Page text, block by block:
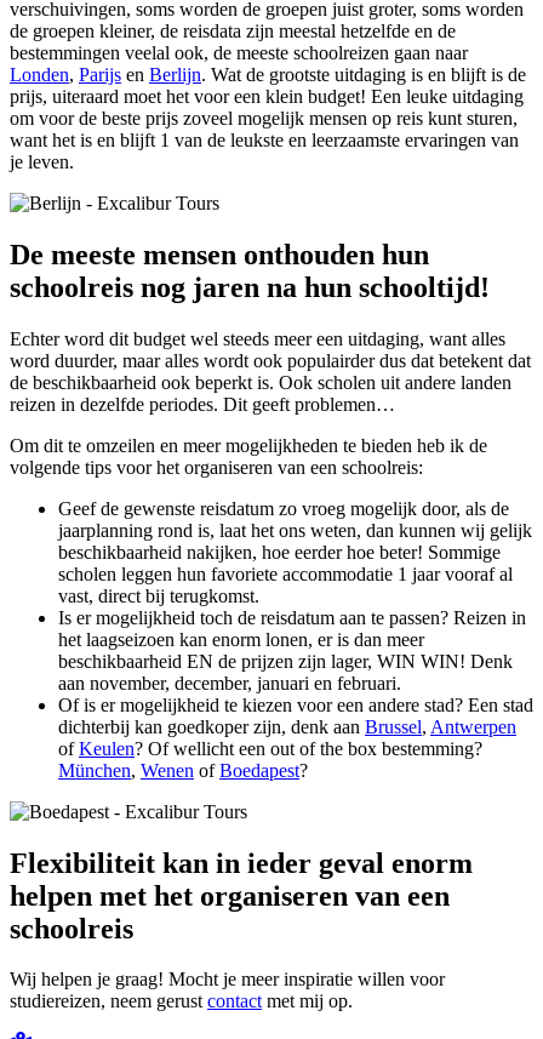
verschuivingen, soms worden de groepen juist groter, soms worden
de groepen kleiner, de reisdata zijn meestal hetzelfde en de
bestemmingen veelal ook, de meeste schoolreizen gaan naar
Londen, Parijs en Berlijn. Wat de grootste uitdaging is en blijft is de
prijs, uiteraard moet het voor een klein budget! Een leuke uitdaging
om voor de beste prijs zoveel mogelijk mensen op reis kunt sturen,
want het is en blijft 1 van de leukste en leerzaamste ervaringen van
je leven.
De meeste mensen onthouden hun
schoolreis nog jaren na hun schooltijd!
Echter word dit budget wel steeds meer een uitdaging, want alles
word duurder, maar alles wordt ook populairder dus dat betekent dat
de beschikbaarheid ook beperkt is. Ook scholen uit andere landen
reizen in dezelfde periodes. Dit geeft problemen…
Om dit te omzeilen en meer mogelijkheden te bieden heb ik de
volgende tips voor het organiseren van een schoolreis:
Geef de gewenste reisdatum zo vroeg mogelijk door, als de
jaarplanning rond is, laat het ons weten, dan kunnen wij gelijk
beschikbaarheid nakijken, hoe eerder hoe beter! Sommige
scholen leggen hun favoriete accommodatie 1 jaar vooraf al
vast, direct bij terugkomst.
Is er mogelijkheid toch de reisdatum aan te passen? Reizen in
het laagseizoen kan enorm lonen, er is dan meer
beschikbaarheid EN de prijzen zijn lager, WIN WIN! Denk
aan november, december, januari en februari.
Of is er mogelijkheid te kiezen voor een andere stad? Een stad
dichterbij kan goedkoper zijn, denk aan Brussel, Antwerpen
ofKeulen? Of wellicht een out of the box bestemming?
München, Wenen ofBoedapest?
Flexibiliteit kan in ieder geval enorm
helpen met het organiseren van een
schoolreis
Wij helpen je graag! Mocht je meer inspiratie willen voor
studiereizen, neem gerustcontactmet mij op.